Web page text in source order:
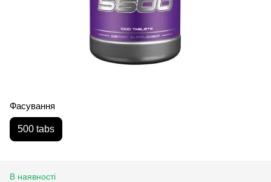
Фасування
500 tabs
В наявності